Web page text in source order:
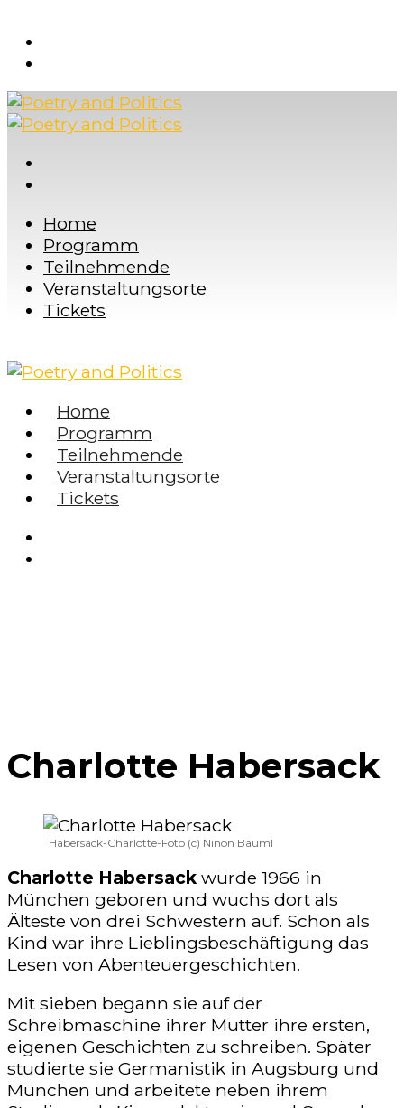
Home
Programm
Teilnehmende
Veranstaltungsorte
Tickets
Home
Programm
Teilnehmende
Veranstaltungsorte
Tickets
Charlotte Habersack
Habersack-Charlotte-Foto (c) Ninon Bäuml
Charlotte Habersack wurde 1966 in
München geboren und wuchs dort als
Älteste von drei Schwestern auf. Schon als
Kind war ihre Lieblingsbeschäftigung das
Lesen von Abenteuergeschichten.
Mit sieben begann sie auf der
Schreibmaschine ihrer Mutter ihre ersten,
eigenen Geschichten zu schreiben. Später
studierte sie Germanistik in Augsburg und
München und arbeitete neben ihrem